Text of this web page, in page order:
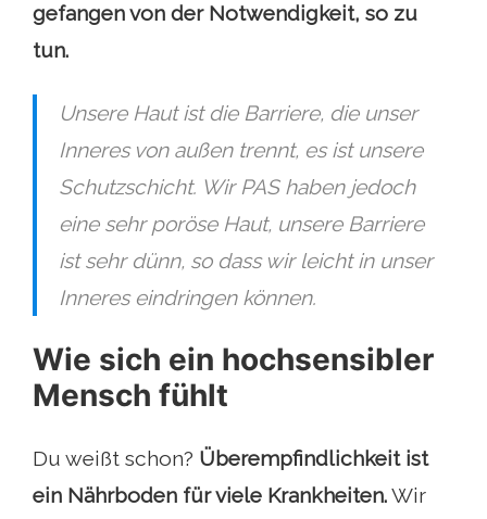
gefangen von der Notwendigkeit, so zu
tun.
Unsere Haut ist die Barriere, die unser
Inneres von außen trennt, es ist unsere
Schutzschicht. Wir PAS haben jedoch
eine sehr poröse Haut, unsere Barriere
ist sehr dünn, so dass wir leicht in unser
Inneres eindringen können.
Wie sich ein hochsensibler
Mensch fühlt
Du weißt schon? Überempfindlichkeit ist
ein Nährboden für viele Krankheiten.Wir